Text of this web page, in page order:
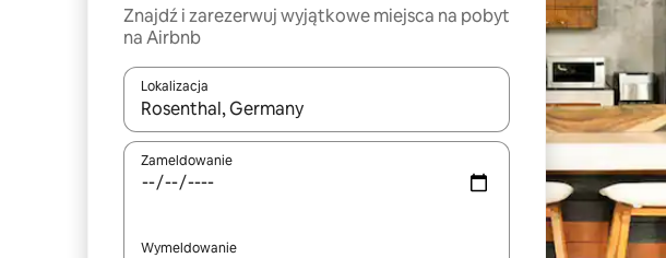
Znajdź i zarezerwuj wyjątkowe miejsca na pobyt
na Airbnb
Lokalizacja
Gdy wyniki będą dostępne, możesz poruszać się po nich za pomocą
Zameldowanie
Wymeldowanie